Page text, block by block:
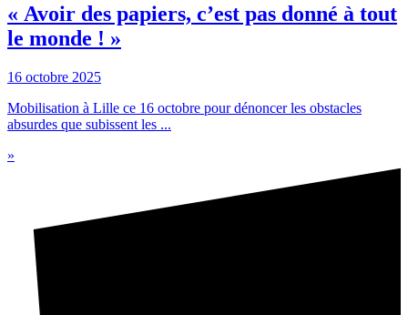
« Avoir des papiers, c’est pas donné à tout
le monde ! »
16 octobre 2025
Mobilisation à Lille ce 16 octobre pour dénoncer les obstacles
absurdes que subissent les ...
»